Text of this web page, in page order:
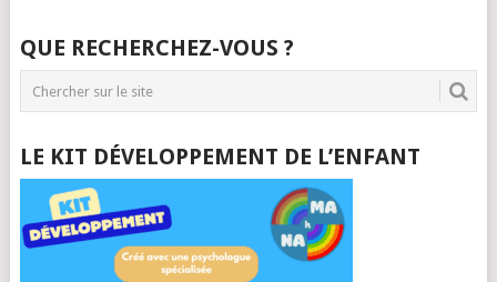
QUE RECHERCHEZ-VOUS ?
LE KIT DÉVELOPPEMENT DE L’ENFANT